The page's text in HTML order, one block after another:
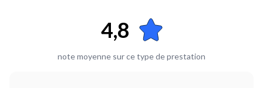
4,8
note moyenne sur ce type de prestation